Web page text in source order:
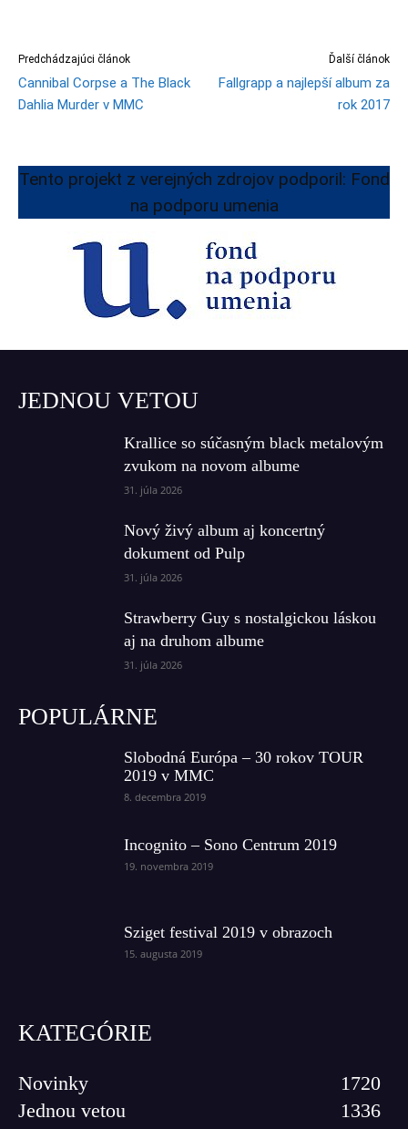
Predchádzajúci článok
Cannibal Corpse a The Black
Dahlia Murder v MMC
Ďalší článok
Fallgrapp a najlepší album za
rok 2017
Tento projekt z verejných zdrojov podporil: Fond
na podporu umenia
JEDNOU VETOU
Krallice so súčasným black metalovým
zvukom na novom albume
31. júla 2026
Nový živý album aj koncertný
dokument od Pulp
31. júla 2026
Strawberry Guy s nostalgickou láskou
aj na druhom albume
31. júla 2026
POPULÁRNE
Slobodná Európa – 30 rokov TOUR
2019 v MMC
8. decembra 2019
Incognito – Sono Centrum 2019
19. novembra 2019
Sziget festival 2019 v obrazoch
15. augusta 2019
KATEGÓRIE
Novinky
1720
Jednou vetou
1336